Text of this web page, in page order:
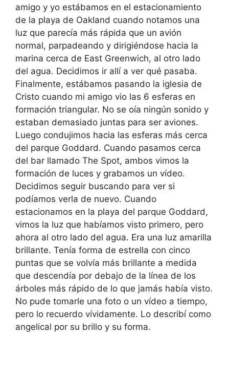
amigo y yo estábamos en el estacionamiento
de la playa de Oakland cuando notamos una
luz que parecía más rápida que un avión
normal, parpadeando y dirigiéndose hacia la
marina cerca de East Greenwich, al otro lado
del agua. Decidimos ir allí a ver qué pasaba.
Finalmente, estábamos pasando la iglesia de
Cristo cuando mi amigo vio las 6 esferas en
formación triangular. No se oía ningún sonido y
estaban demasiado juntas para ser aviones.
Luego condujimos hacia las esferas más cerca
del parque Goddard. Cuando pasamos cerca
del bar llamado The Spot, ambos vimos la
formación de luces y grabamos un vídeo.
Decidimos seguir buscando para ver si
podíamos verla de nuevo. Cuando
estacionamos en la playa del parque Goddard,
vimos la luz que habíamos visto primero, pero
ahora al otro lado del agua. Era una luz amarilla
brillante. Tenía forma de estrella con cinco
puntas que se volvía más brillante a medida
que descendía por debajo de la línea de los
árboles más rápido de lo que jamás había visto.
No pude tomarle una foto o un vídeo a tiempo,
pero lo recuerdo vívidamente. Lo describí como
angelical por su brillo y su forma.